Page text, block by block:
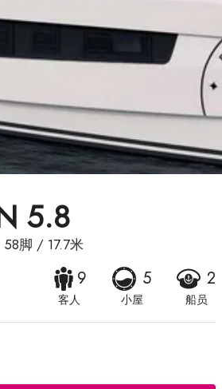
5.8
58脚 / 17.7米
9
客人
5
小屋
2
船员